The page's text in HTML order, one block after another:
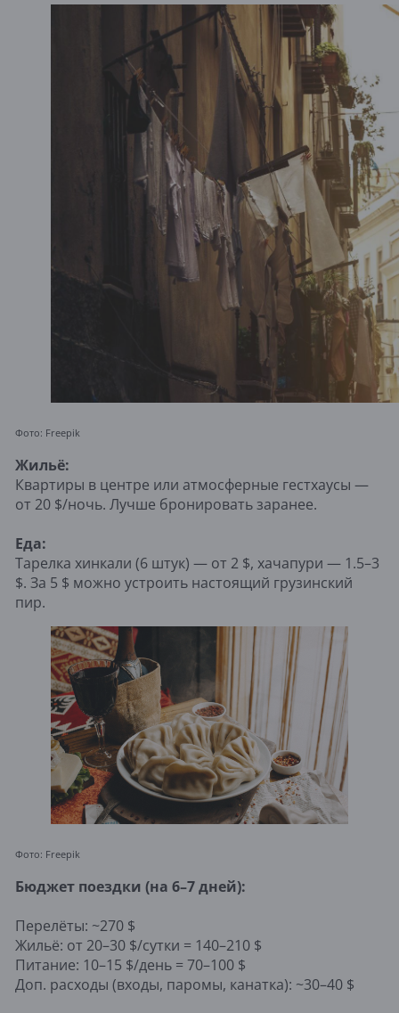
Фото: Freepik
Жильё:
Квартиры в центре или атмосферные гестхаусы —
от 20 $/ночь. Лучше бронировать заранее.
Еда:
Тарелка хинкали (6 штук) — от 2 $, хачапури — 1.5–3
$. За 5 $ можно устроить настоящий грузинский
пир.
Фото: Freepik
Бюджет поездки (на 6–7 дней):
Перелёты: ~270 $
Жильё: от 20–30 $/сутки = 140–210 $
Питание: 10–15 $/день = 70–100 $
Доп. расходы (входы, паромы, канатка): ~30–40 $